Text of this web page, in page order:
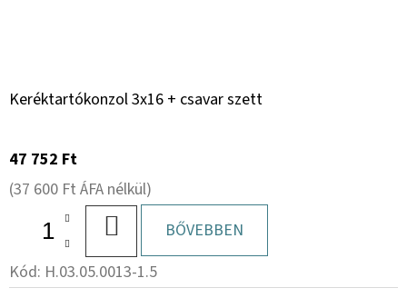
Keréktartókonzol 3x16 + csavar szett
47 752 Ft
(37 600 Ft ÁFA nélkül)
KOSÁRBABŐVEBBEN
Kód: H.03.05.0013-1.5